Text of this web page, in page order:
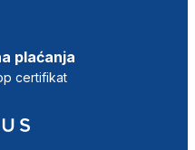
plaćanja
certifikat